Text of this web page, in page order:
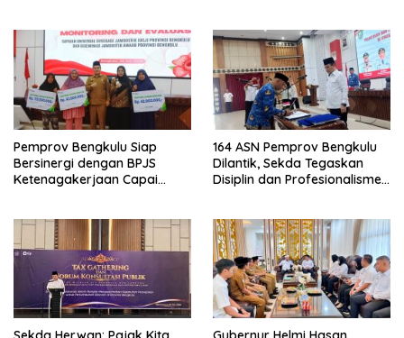
Masih Jadi Sorotan
Pemprov Bengkulu Siap
Bersinergi dengan BPJS
Ketenagakerjaan Capai
164 ASN Pemprov Bengkulu
Dilantik, Sekda Tegaskan
Disiplin dan Profesionalisme